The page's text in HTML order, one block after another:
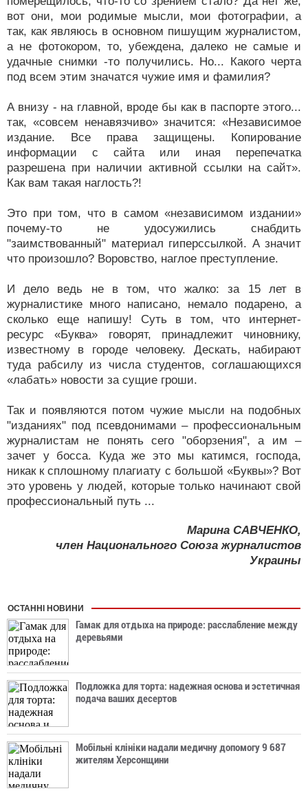
вот они, мои родимые мысли, мои фотографии, а
так, как являюсь в основном пишущим журналистом,
а не фотокором, то, убеждена, далеко не самые и
удачные снимки -то получились. Но... Какого черта
под всем этим значатся чужие имя и фамилия?
А внизу - на главной, вроде бы как в паспорте этого...
так, «совсем ненавязчиво» значится: «Независимое
издание. Все права защищены. Копирование
информации с сайта или иная перепечатка
разрешена при наличии активной ссылки на сайт».
Как вам такая наглость?!
Это при том, что в самом «независимом издании»
почему-то не удосужились снабдить
"заимствованный" материал гиперссылкой. А значит
что произошло? Воровство, наглое преступление.
И дело ведь не в том, что жалко: за 15 лет в
журналистике много написано, немало подарено, а
сколько еще напишу! Суть в том, что интернет-
ресурс «Буква» говорят, принадлежит чиновнику,
известному в городе человеку. Дескать, набирают
туда рабсилу из числа студентов, соглашающихся
«лабать» новости за сущие гроши.
Так и появляются потом чужие мысли на подобных
"изданиях" под псевдонимами – профессиональным
журналистам не понять сего "оборзения", а им –
зачет у босса. Куда же это мы катимся, господа,
никак к сплошному плагиату с большой «Буквы»? Вот
это уровень у людей, которые только начинают свой
профессиональный путь ...
Марина САВЧЕНКО,
член Национального Союза журналистов
Украины
ОСТАННІ НОВИНИ
Гамак для отдыха на природе: расслабление между
деревьями
Подложка для торта: надежная основа и эстетичная
подача ваших десертов
Мобільні клініки надали медичну допомогу 9 687
жителям Херсонщини